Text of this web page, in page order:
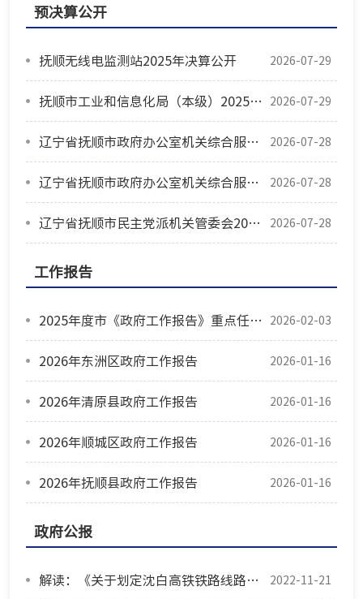
预决算公开
抚顺无线电监测站2025年决算公开 2026-07-29
抚顺市工业和信息化局（本级）2025年决算公开 2026-07-29
辽宁省抚顺市政府办公室机关综合服务中心2025年度公开报告 2026-07-28
辽宁省抚顺市政府办公室机关综合服务中心2025年度公开报告 2026-07-28
辽宁省抚顺市民主党派机关管委会2025年度部门决算 2026-07-28
工作报告
2025年度市《政府工作报告》重点任务落实情况 2026-02-03
2026年东洲区政府工作报告 2026-01-16
2026年清原县政府工作报告 2026-01-16
2026年顺城区政府工作报告 2026-01-16
2026年抚顺县政府工作报告 2026-01-16
政府公报
解读：《关于划定沈白高铁铁路线路安全保护区有关事项》 2022-11-21